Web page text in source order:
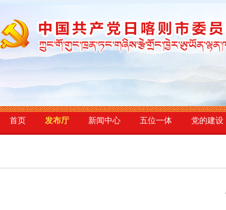
首页 发布厅 新闻中心 五位一体 党的建设